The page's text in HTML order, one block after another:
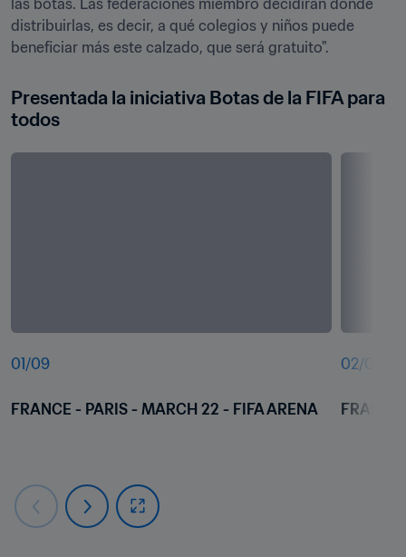
las botas. Las federaciones miembro decidirán dónde
distribuirlas, es decir, a qué colegios y niños puede
beneficiar más este calzado, que será gratuito".
Presentada la iniciativa Botas de la FIFA para
todos
01 /09
FRANCE - PARIS - MARCH 22 - FIFA ARENA
02/09